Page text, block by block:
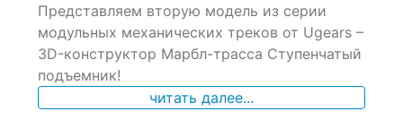
out
based
on
customer
ratings
Представляем вторую модель из серии
модульных механических треков от Ugears –
3D-конструктор Марбл-трасса Ступенчатый
подъемник!
читать далее...